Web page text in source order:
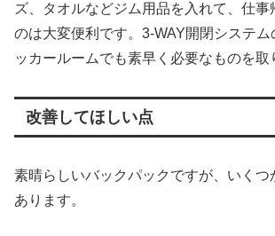
ズ、タオルなどジム用品を入れて、仕事
のは大変便利です。3-WAY開閉システム
ッカールームでも素早く必要なものを取
改善してほしい点
素晴らしいバックパックですが、いくつ
あります。